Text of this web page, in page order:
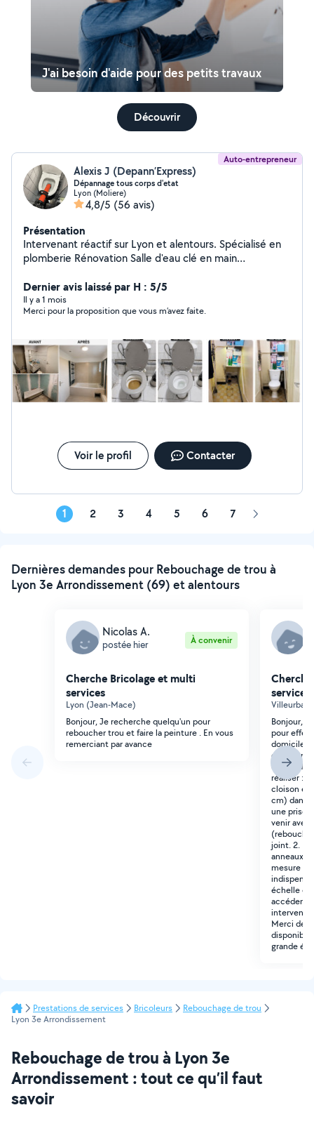
J'ai besoin d'aide pour des petits travaux
Découvrir
Auto-entrepreneur
Alexis J (Depann’Express)
Dépannage tous corps d'etat
Lyon (Moliere)
4,8/5 (56 avis)
Présentation
Intervenant réactif sur Lyon et alentours. Spécialisé en
plomberie Rénovation Salle d'eau clé en main
canalisation, chauffe-eau Devis + déplacement gratuits
Dernier avis laissé par H : 5/5
Il y a 1 mois
Merci pour la proposition que vous m’avez faite.
Voir le profil Contacter
1 2 3 4 5 6 7 Page
Dernières demandes pour Rebouchage de trou à
Lyon 3e Arrondissement (69) et alentours
Nicolas A.
postée hier À convenir
Cherche Bricolage et multi
services
Lyon (Jean-Mace)
Bonjour, Je recherche quelqu'un pour
reboucher trou et faire la peinture . En vous
remerciant par avance
services
Bonjour,
pour
domicile
d'après-
demande
réaliser :
cloison en
cm) dans
une prise.
venir avec
joint. 2.
anneaux
mesure 4
échelle
accéder.
Merci de
disponible
grande
Prestations de services Bricoleurs
Rebouchage de trou
Lyon 3e Arrondissement
Rebouchage de trou à Lyon 3e
Arrondissement : tout ce qu’il faut
savoir